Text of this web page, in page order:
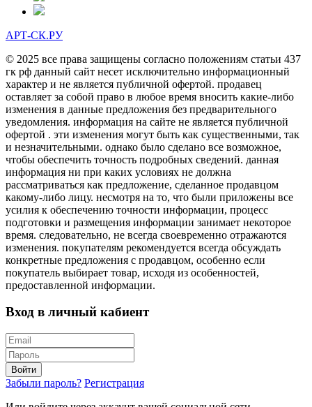
АРТ-СК.РУ
© 2025 все права защищены согласно положениям статьи 437
гк рф данный сайт несет исключительно информационный
характер и не является публичной офертой. продавец
оставляет за собой право в любое время вносить какие-либо
изменения в данные предложения без предварительного
уведомления. информация на сайте не является публичной
офертой . эти изменения могут быть как существенными, так
и незначительными. однако было сделано все возможное,
чтобы обеспечить точность подробных сведений. данная
информация ни при каких условиях не должна
рассматриваться как предложение, сделанное продавцом
какому-либо лицу. несмотря на то, что были приложены все
усилия к обеспечению точности информации, процесс
подготовки и размещения информации занимает некоторое
время. следовательно, не всегда своевременно отражаются
изменения. покупателям рекомендуется всегда обсуждать
конкретные предложения с продавцом, особенно если
покупатель выбирает товар, исходя из особенностей,
предоставленной информации.
Вход в личный кабиент
Войти
Забыли пароль? Регистрация